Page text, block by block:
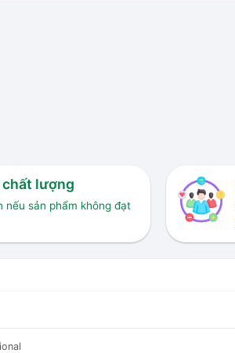
lượng
nếu sản phẩm không đạt